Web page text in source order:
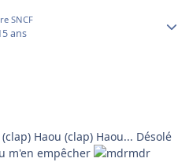
SNCF
ans
Haou (clap) Haou... Désolé
m'en empêcher